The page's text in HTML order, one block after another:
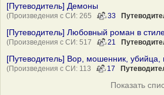
[Путеводитель] Демоны
(Произведения с СИ: 265 33
[Путеводитель] Любовный роман в
(Произведения с СИ: 517 21
[Путеводитель] Вор, мошенник, убийца,
(Произведения с СИ: 113 17
Показать